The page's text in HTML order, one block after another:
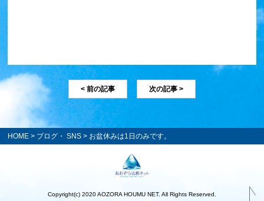
< 前の記事 次の記事 >
HOME > ブログ・ SNS > お盆休みは1日のみです。
Copyright(c) 2020 AOZORA HOUMU NET. All Rights Reserved.